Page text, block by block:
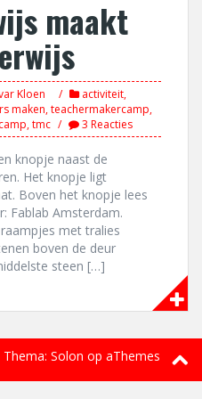
maakt
Kloen activiteit,
maken,teachermakercamp,
,tmc 3 Reacties
knopje naast de
Het knopje ligt
Boven het knopje lees
Fablab Amsterdam.
met tralies
boven de deur
steen […]
Thema: Solon op aThemes